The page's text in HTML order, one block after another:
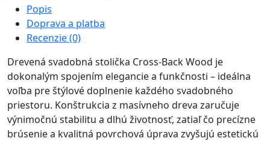
Popis
Doprava a platba
Recenzie (0)
Drevená svadobná stolička Cross-Back Wood je
dokonalým spojením elegancie a funkčnosti – ideálna
voľba pre štýlové doplnenie každého svadobného
priestoru. Konštrukcia z masívneho dreva zaručuje
výnimočnú stabilitu a dlhú životnosť, zatiaľ čo precízne
brúsenie a kvalitná povrchová úprava zvyšujú estetickú